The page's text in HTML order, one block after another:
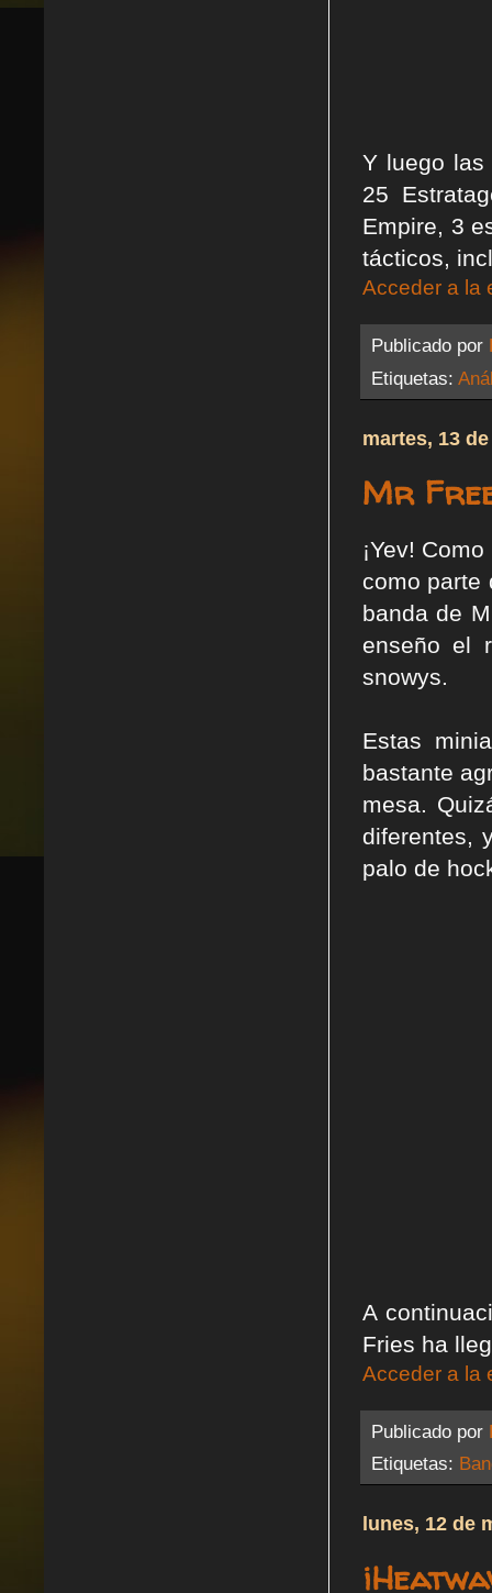
Y luego las
25
Empire, 3
tácticos,
Acceder a la
Publicado por
Etiquetas:
martes, 13
Mr
¡Yev!
como
banda de
enseño el
snowys.
Estas
bastante
mesa.
diferentes,
palo de
A
Fries ha
Acceder a la
Publicado por
Etiquetas:
lunes, 12 de